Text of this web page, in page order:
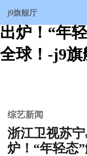
浙江卫视苏
出炉！“年
全球！-j9旗
j9旗舰厅
综艺新闻
浙江卫视苏
炉！“年轻态